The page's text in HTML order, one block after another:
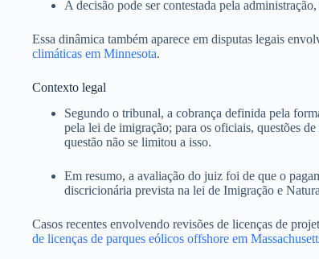
A decisão pode ser contestada pela
Essa dinâmica também aparece em disputas legais
climáticas em Minnesota.
Contexto legal
Segundo o tribunal, a cobrança definida pela
pela lei de imigração; para os oficiais, questões
questão não se limitou a isso.
Em resumo, a avaliação do juiz foi de que o
discricionária prevista na lei de Imigração e
Casos recentes envolvendo revisões de licenças de
de licenças de parques eólicos offshore em